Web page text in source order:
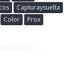
Capturaysuelta
Color
Prox